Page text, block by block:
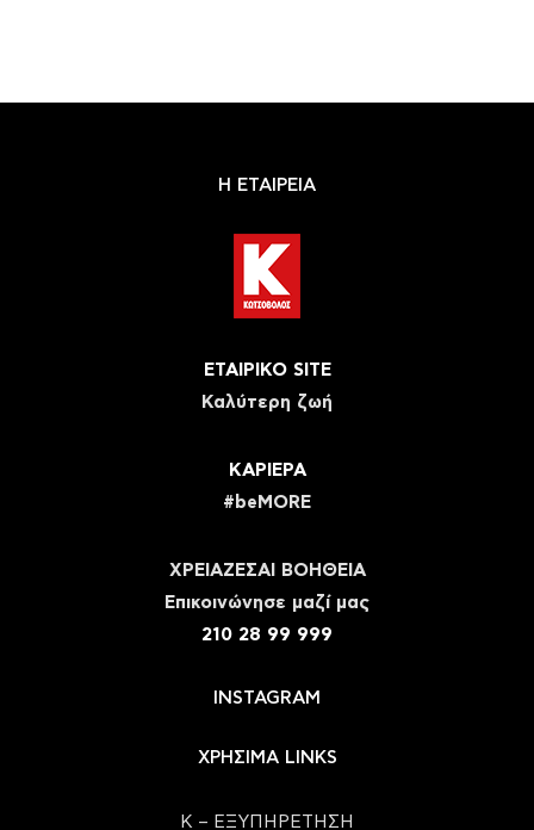
Η ΕΤΑΙΡΕΙΑ
ΕΤΑΙΡΙΚΟ SITE
Καλύτερη ζωή
ΚΑΡΙΕΡΑ
#beMORE
ΧΡΕΙΑΖΕΣΑΙ ΒΟΗΘΕΙΑ
Eπικοινώνησε μαζί μας
210 28 99 999
INSTAGRAM
ΧΡΗΣΙΜΑ LINKS
Κ – ΕΞΥΠΗΡΕΤΗΣΗ